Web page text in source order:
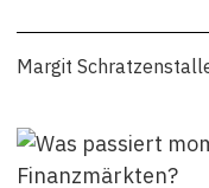
Margit